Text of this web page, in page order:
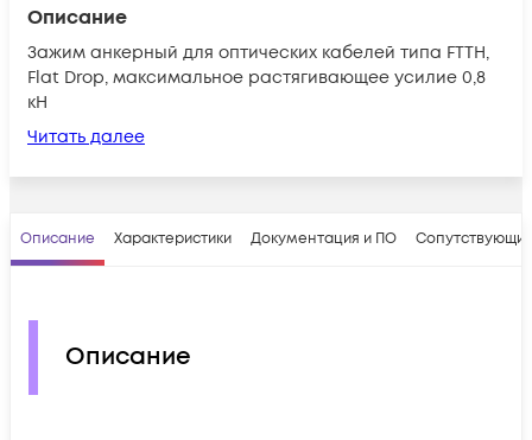
Описание
Зажим анкерный для оптических кабелей типа FTTH,
Flat Drop, максимальное растягивающее усилие 0,8
кН
Читать далее
Описание Характеристики Документация и ПО
Описание